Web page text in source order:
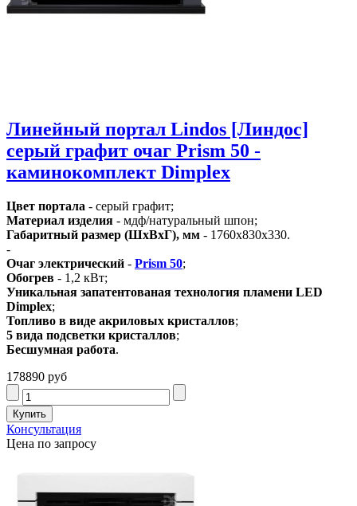
Линейный портал Lindos [Линдос]
серый графит очаг Prism 50 -
каминокомплект Dimplex
Цвет портала - серый графит;
Материал изделия - мдф/натуральный шпон;
Габаритный размер (ШхВхГ), мм - 1760х830х330.
-
Очаг электрический - Prism 50;
Обогрев - 1,2 кВт;
Уникальная запатентованая технология пламени LED
Dimplex;
Топливо в виде акриловых кристаллов;
5 вида подсветки кристаллов;
Бесшумная работа.
178890 руб
Консультация
Цена по запросу